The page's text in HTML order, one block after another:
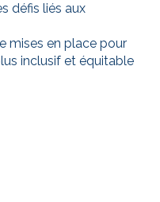
défis liés aux
mises en place pour
inclusif et équitable